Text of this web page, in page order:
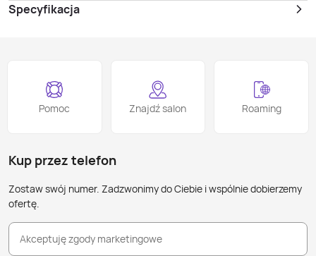
Specyfikacja
Pomoc Znajdź salon Roaming
Kup przez telefon
Zostaw swój numer. Zadzwonimy do Ciebie i wspólnie dobierzemy
ofertę.
Akceptuję zgody marketingowe